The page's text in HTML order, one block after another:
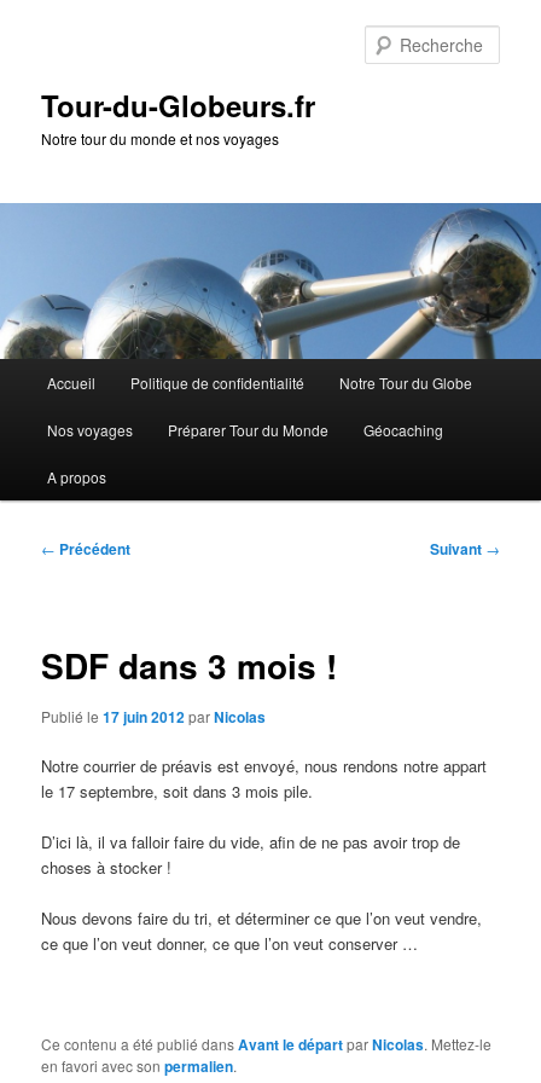
Tour-du-Globeurs.fr
Notre tour du monde et nos voyages
principal
Aller
au
contenu
principal
Aller
au
contenu
secondaire
Accueil Politique de confidentialité Notre Tour du Globe
Nos voyages Préparer Tour du Monde Géocaching
A propos
Navigation
← Précédent Suivant →
SDF dans 3 mois !
Publié le17 juin 2012parNicolas
Notre courrier de préavis est envoyé, nous rendons notre appart
le 17 septembre, soit dans 3 mois pile.
D’ici là, il va falloir faire du vide, afin de ne pas avoir trop de
choses à stocker !
Nous devons faire du tri, et déterminer ce que l’on veut vendre,
ce que l’on veut donner, ce que l’on veut conserver …
Ce contenu a été publié dansAvant le départparNicolas. Mettez-le
en favori avec sonpermalien.